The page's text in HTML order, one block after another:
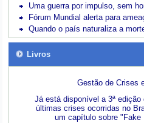
Uma guerra por impulso, sem
Fórum Mundial alerta para
Quando o país naturaliza a
Livros
Gestão de Crises
Já está disponível a 3ª
últimas crises ocorridas no
um capítulo sobre "Fake